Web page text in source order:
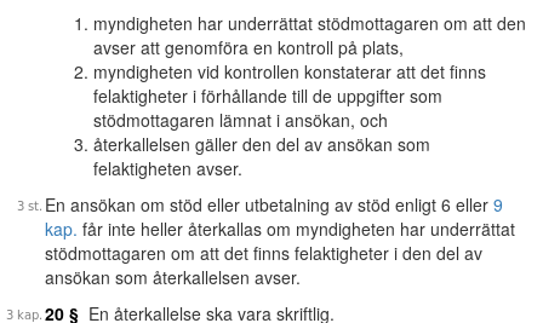
myndigheten har underrättat stödmottagaren om att den
avser att genomföra en kontroll på plats,
myndigheten vid kontrollen konstaterar att det finns
felaktigheter i förhållande till de uppgifter som
stödmottagaren lämnat i ansökan, och
återkallelsen gäller den del av ansökan som
felaktigheten avser.
En ansökan om stöd eller utbetalning av stöd enligt 6 eller 9
kap. får inte heller återkallas om myndigheten har underrättat
stödmottagaren om att det finns felaktigheter i den del av
ansökan som återkallelsen avser.
20 § En återkallelse ska vara skriftlig.